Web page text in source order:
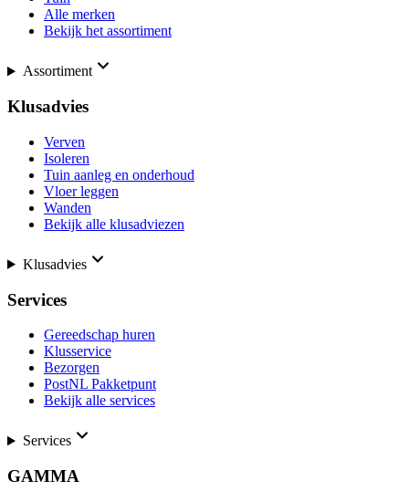
Alle merken
Bekijk het assortiment
Assortiment
Klusadvies
Verven
Isoleren
Tuin aanleg en onderhoud
Vloer leggen
Wanden
Bekijk alle klusadviezen
Klusadvies
Services
Gereedschap huren
Klusservice
Bezorgen
PostNL Pakketpunt
Bekijk alle services
Services
GAMMA